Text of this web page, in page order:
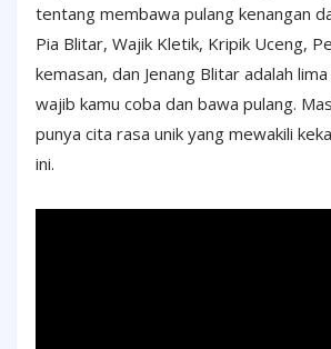
tentang membawa pulang kenangan
Pia Blitar, Wajik Kletik, Kripik Uceng,
kemasan, dan Jenang Blitar adalah
wajib kamu coba dan bawa pulang.
punya cita rasa unik yang mewakili
ini.